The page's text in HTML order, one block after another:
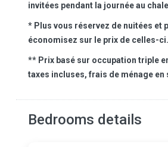
invitées pendant la journée au
* Plus vous réservez de nuitées et
économisez sur le prix de celles-ci.
** Prix basé sur occupation triple
taxes incluses, frais de ménage en
Bedrooms details